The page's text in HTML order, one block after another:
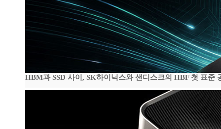
HBM과 SSD 사이, SK하이닉스와 샌디스크의 HBF 첫 표준